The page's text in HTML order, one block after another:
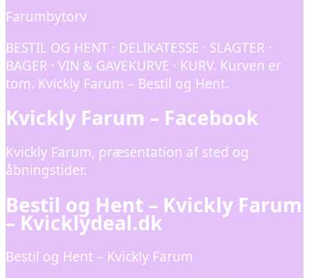
Farumbytorv
BESTIL OG HENT · DELIKATESSE · SLAGTER ·
BAGER · VIN & GAVEKURVE · KURV. Kurven er
tom. Kvickly Farum – Bestil og Hent.
Kvickly Farum – Facebook
Kvickly Farum, præsentation af sted og
åbningstider.
Bestil og Hent – Kvickly Farum
– Kvicklydeal.dk
Bestil og Hent – Kvickly Farum